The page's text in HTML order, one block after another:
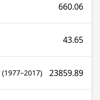
660.06
43.65
(1977–2017) 23859.89